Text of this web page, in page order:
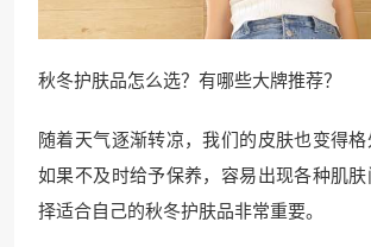
秋冬护肤品怎么选？有哪些大牌推荐？
随着天气逐渐转凉，我们的皮肤也变得格
如果不及时给予保养，容易出现各种肌
择适合自己的秋冬护肤品非常重要。